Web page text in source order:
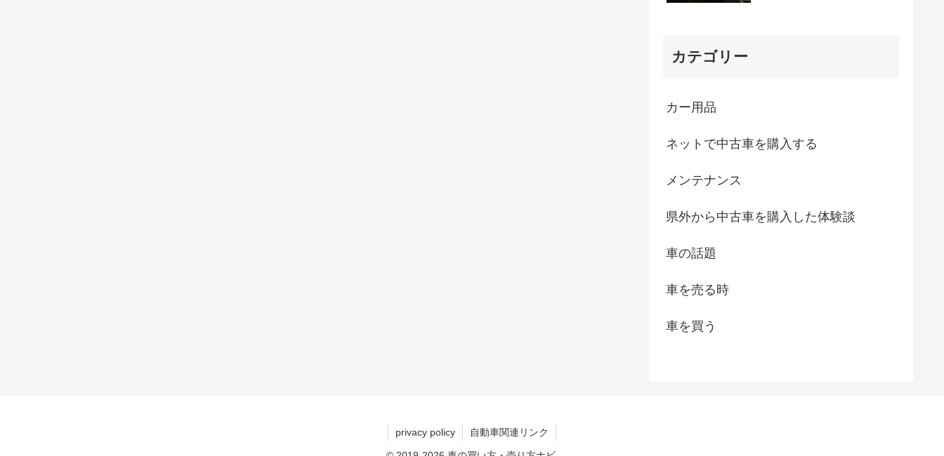
カテゴリー
カー用品
ネットで中古車を購入する
メンテナンス
県外から中古車を購入した体験談
車の話題
車を売る時
車を買う
privacy policy 自動車関連リンク